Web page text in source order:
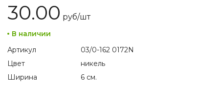
30.00 руб/шт
В наличии
Артикул
03/0-162 0172N
Цвет
никель
Ширина
6 см.